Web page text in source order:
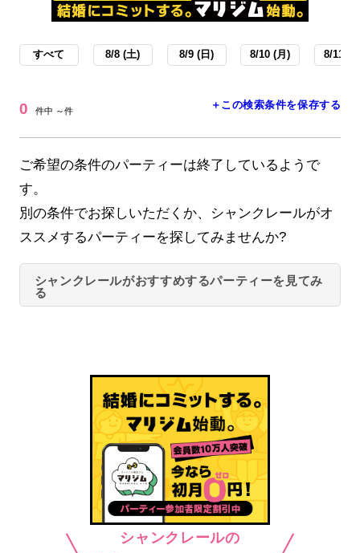
すべて 8/8 (土) 8/9 (日) 8/10 (月) 8/11 (
0 件中 ～件 ＋この検索条件を保存する
ご希望の条件のパーティーは終了しているようで
す。
別の条件でお探しいただくか、シャンクレールがオ
ススメするパーティーを探してみませんか?
シャンクレールがおすすめするパーティーを見てみ
る
シャンクレールの